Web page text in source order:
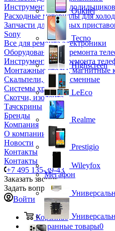
Инструмент для холодильщиков
Расходные материалы для
Запчасти для игровых
Sony
Все для ремонта электроники
Оборудование для ремонта
Инструменты для ремонта
Монтажные столы, магнитные
Скальпели, лезвия сменные
Системы хранения
Скотчи, изолента
Тачскрины
Бренды
Компания
О компании
Новости
Контакты
Контакты
+7 495 135-39-43
Заказать звонок
Задать вопрос
Войти
Корзина0
Избранные товары0
Oukitel
Tecno
Highscreen
LeEco
Realme
Prestigio
Wileyfox
Мегафон